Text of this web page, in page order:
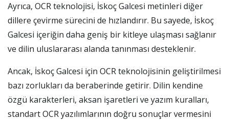
Ayrıca, OCR teknolojisi, İskoç Galcesi metinleri diğer
dillere çevirme sürecini de hızlandırır. Bu sayede, İskoç
Galcesi içeriğin daha geniş bir kitleye ulaşması sağlanır
ve dilin uluslararası alanda tanınması desteklenir.
Ancak, İskoç Galcesi için OCR teknolojisinin geliştirilmesi
bazı zorlukları da beraberinde getirir. Dilin kendine
özgü karakterleri, aksan işaretleri ve yazım kuralları,
standart OCR yazılımlarının doğru sonuçlar vermesini